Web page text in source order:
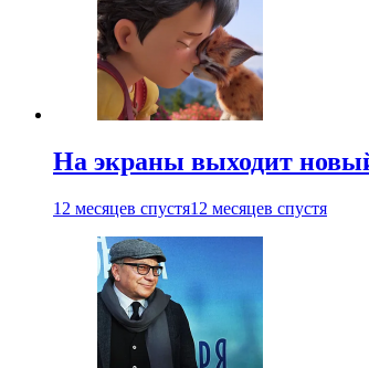
На экраны выходит
12 месяцев спустя12 месяцев спустя